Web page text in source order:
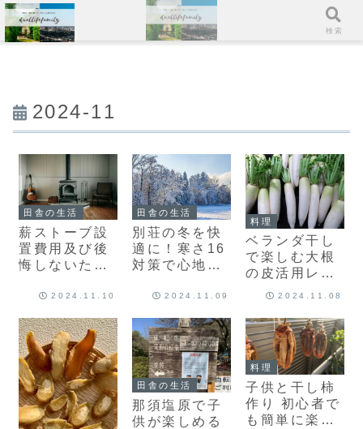
2024-11
田舎の生活
薪ストーブ設
置費用及び後
悔しないため
ポイント2024.11.10
田舎の生活
別荘の冬を快
適に！寒さ16
対策で心地よ
2024.11.09
料理
ベランダ干し
で楽しむ大根
の皮活用レシ
ピ！自家製切
大根スティッ
クのおつまみ
2024.11.08
田舎の生活
那須塩原で子
供が楽しめる
料理
子供と干し柿
作り 初心者で
も簡単に楽し
メニュー 検索